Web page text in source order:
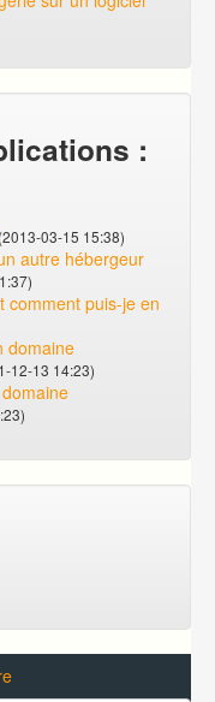
:
(2013-03-15 15:38)
autre hébergeur
comment puis-je en
domaine
12-13 14:23)